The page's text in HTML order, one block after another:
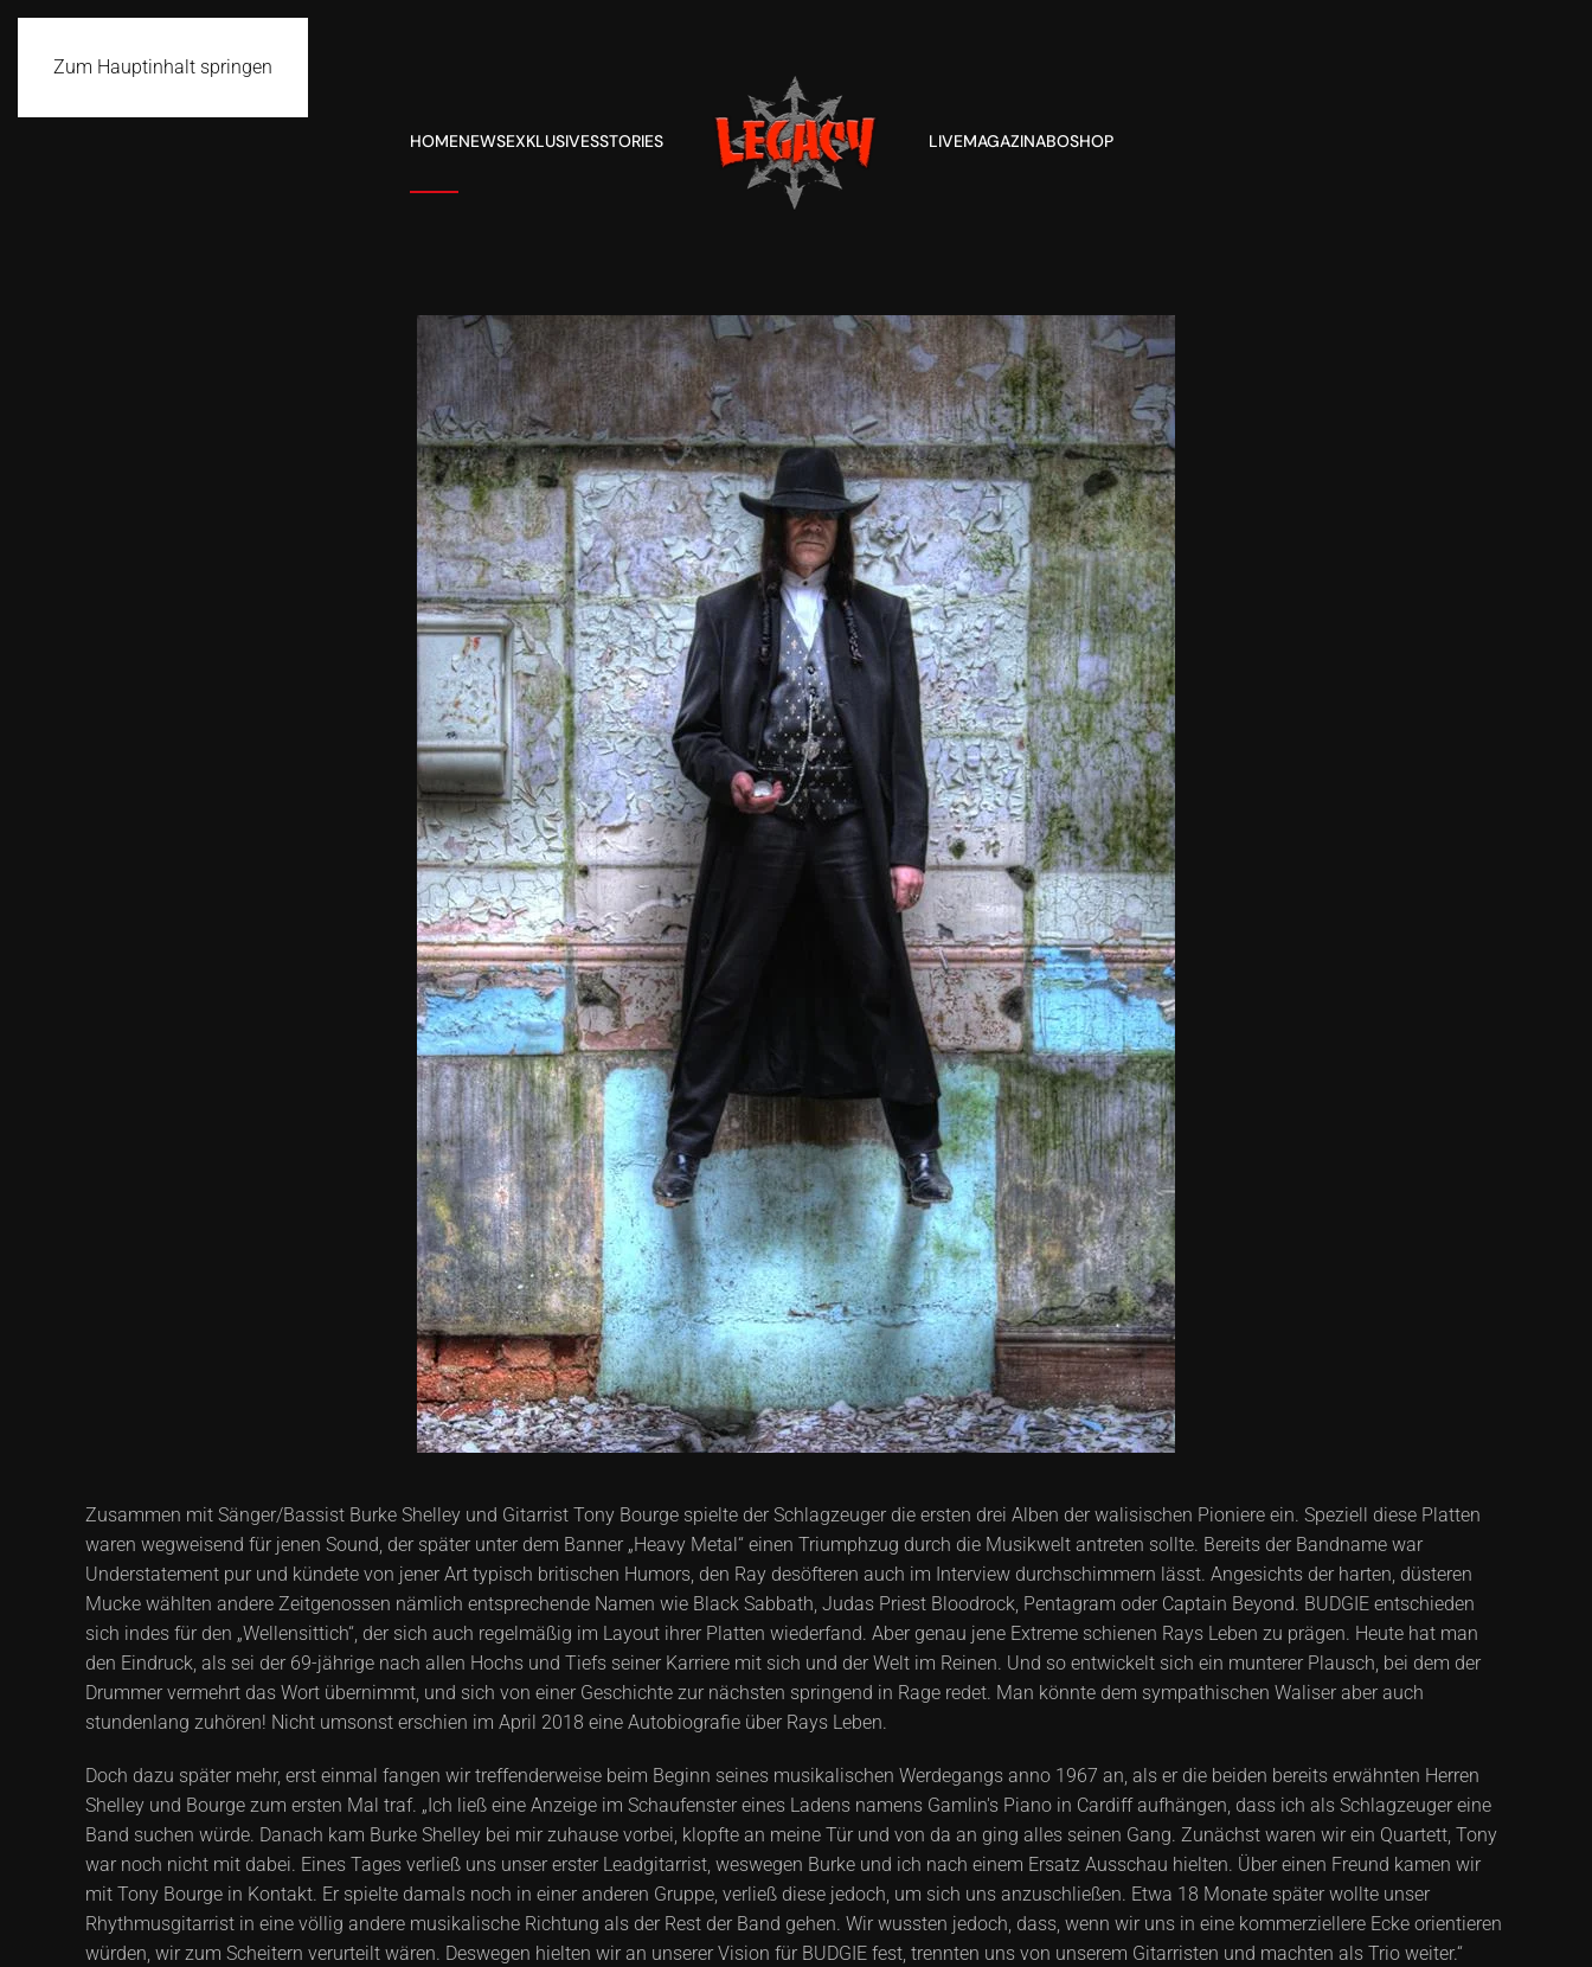
Zum Hauptinhalt springen
HOMENEWSEXKLUSIVESSTORIES LIVEMAGAZINABOSHOP
Zusammen mit Sänger/Bassist Burke Shelley und Gitarrist Tony Bourge spielte der Schlagzeuger die ersten drei Alben der walisischen Pioniere ein. Speziell diese Platten
waren wegweisend für jenen Sound, der später unter dem Banner „Heavy Metal“ einen Triumphzug durch die Musikwelt antreten sollte. Bereits der Bandname war
Understatement pur und kündete von jener Art typisch britischen Humors, den Ray desöfteren auch im Interview durchschimmern lässt. Angesichts der harten, düsteren
Mucke wählten andere Zeitgenossen nämlich entsprechende Namen wie Black Sabbath, Judas Priest Bloodrock, Pentagram oder Captain Beyond. BUDGIE entschieden
sich indes für den „Wellensittich“, der sich auch regelmäßig im Layout ihrer Platten wiederfand. Aber genau jene Extreme schienen Rays Leben zu prägen. Heute hat man
den Eindruck, als sei der 69-jährige nach allen Hochs und Tiefs seiner Karriere mit sich und der Welt im Reinen. Und so entwickelt sich ein munterer Plausch, bei dem der
Drummer vermehrt das Wort übernimmt, und sich von einer Geschichte zur nächsten springend in Rage redet. Man könnte dem sympathischen Waliser aber auch
stundenlang zuhören! Nicht umsonst erschien im April 2018 eine Autobiografie über Rays Leben.
Doch dazu später mehr, erst einmal fangen wir treffenderweise beim Beginn seines musikalischen Werdegangs anno 1967 an, als er die beiden bereits erwähnten Herren
Shelley und Bourge zum ersten Mal traf. „Ich ließ eine Anzeige im Schaufenster eines Ladens namens Gamlin's Piano in Cardiff aufhängen, dass ich als Schlagzeuger eine
Band suchen würde. Danach kam Burke Shelley bei mir zuhause vorbei, klopfte an meine Tür und von da an ging alles seinen Gang. Zunächst waren wir ein Quartett, Tony
war noch nicht mit dabei. Eines Tages verließ uns unser erster Leadgitarrist, weswegen Burke und ich nach einem Ersatz Ausschau hielten. Über einen Freund kamen wir
mit Tony Bourge in Kontakt. Er spielte damals noch in einer anderen Gruppe, verließ diese jedoch, um sich uns anzuschließen. Etwa 18 Monate später wollte unser
Rhythmusgitarrist in eine völlig andere musikalische Richtung als der Rest der Band gehen. Wir wussten jedoch, dass, wenn wir uns in eine kommerziellere Ecke orientieren
würden, wir zum Scheitern verurteilt wären. Deswegen hielten wir an unserer Vision für BUDGIE fest, trennten uns von unserem Gitarristen und machten als Trio weiter.“